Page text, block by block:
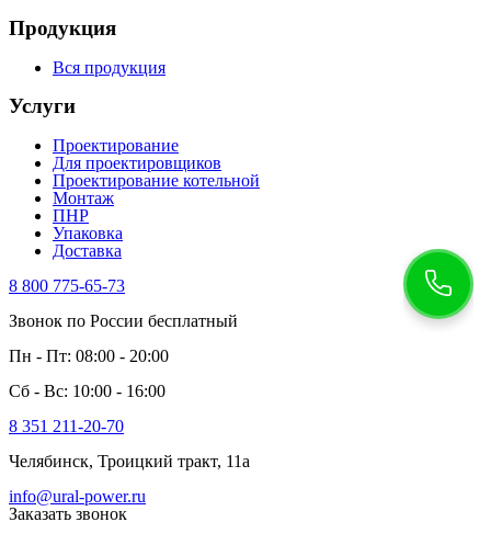
Продукция
Вся продукция
Услуги
Проектирование
Для проектировщиков
Проектирование котельной
Монтаж
ПНР
Упаковка
Доставка
8 800 775-65-73
Звонок по России бесплатный
Пн - Пт: 08:00 - 20:00
Сб - Вс: 10:00 - 16:00
8 351 211-20-70
Челябинск, Троицкий тракт, 11а
info@ural-power.ru
Заказать звонок